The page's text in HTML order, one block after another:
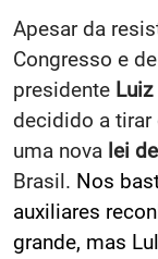
Apesar da
Congresso e
presidente
decidido a tirar
uma nova lei
Brasil. Nos
auxiliares
grande, mas